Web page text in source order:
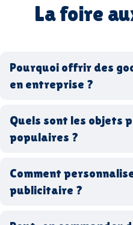
La foire
Pourquoi offrir des
en entreprise ?
Quels sont les objets
populaires ?
stylos personnalisés
gourdes réutilisables
Comment
publicitaire ?